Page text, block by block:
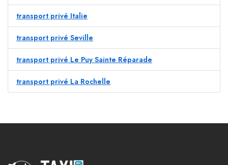
transport privé Italie
transport privé Seville
transport privé Le Puy Sainte Réparade
transport privé La Rochelle